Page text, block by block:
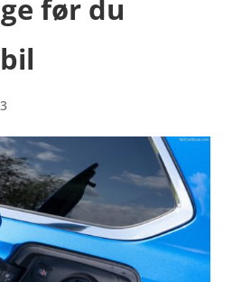
før du